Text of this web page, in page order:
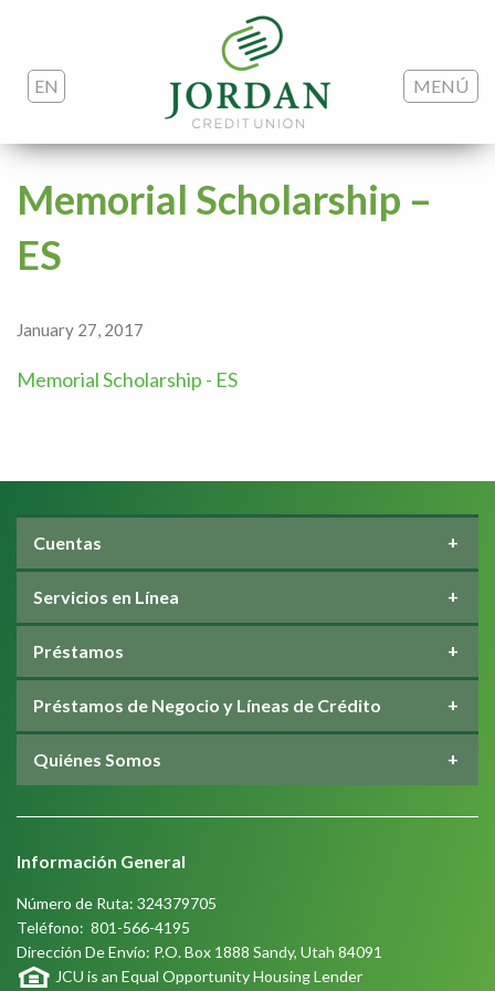
MENÚ
EN
Memorial Scholarship –
ES
January 27, 2017
Memorial Scholarship - ES
Cuentas
Servicios en Línea
Préstamos
Préstamos de Negocio y Líneas de Crédito
Quiénes Somos
Información General
Número de Ruta: 324379705
Teléfono: 801-566-4195
Dirección De Envío: P.O. Box 1888 Sandy, Utah 84091
JCU is an Equal Opportunity Housing Lender